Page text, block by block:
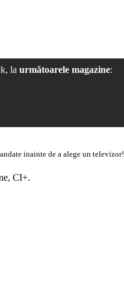
la următoarele magazine:
inainte de a alege un televizor!
, CI+.